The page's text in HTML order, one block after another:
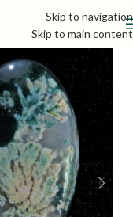
Skip to navigation
Skip to main content